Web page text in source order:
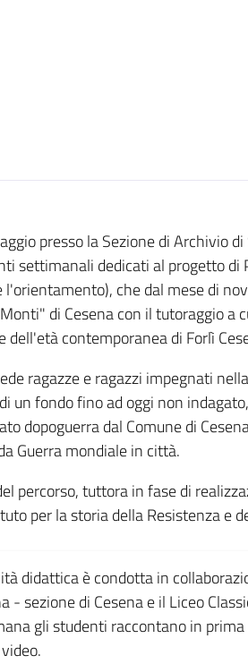
presso la Sezione di Archivio
settimanali dedicati al progetto di
l'orientamento), che dal mese di
di Cesena con il tutoraggio a
dell'età contemporanea di Forlì
ragazze e ragazzi impegnati
un fondo fino ad oggi non
dopoguerra dal Comune di
Guerra mondiale in città.
percorso, tuttora in fase di
per la storia della Resistenza e
didattica è condotta in
- sezione di Cesena e il Liceo
gli studenti raccontano in